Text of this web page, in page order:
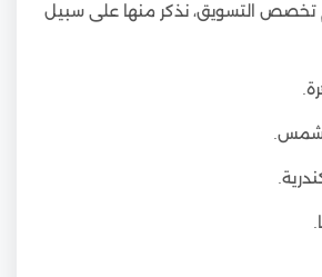
تخصص التسويق، نذكر منها على سبيل
شمس.